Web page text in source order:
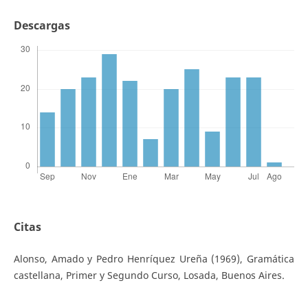
Descargas
Citas
Alonso, Amado y Pedro Henríquez Ureña (1969), Gramática
castellana, Primer y Segundo Curso, Losada, Buenos Aires.